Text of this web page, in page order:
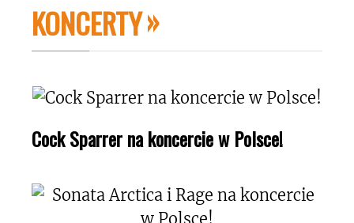
KONCERTY
Cock Sparrer na koncercie w Polsce!